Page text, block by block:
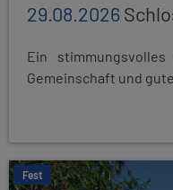
29.08.2026
Ein
Gemeinschaft und
Fest